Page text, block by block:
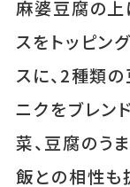
麻婆豆腐の上
スをトッピン
スに、2種類
ニクをブレン
菜、豆腐のう
飯との相性も